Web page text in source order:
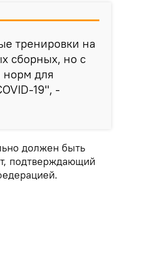
тренировки на
сборных, но с
норм для
19", -
должен быть
подтверждающий